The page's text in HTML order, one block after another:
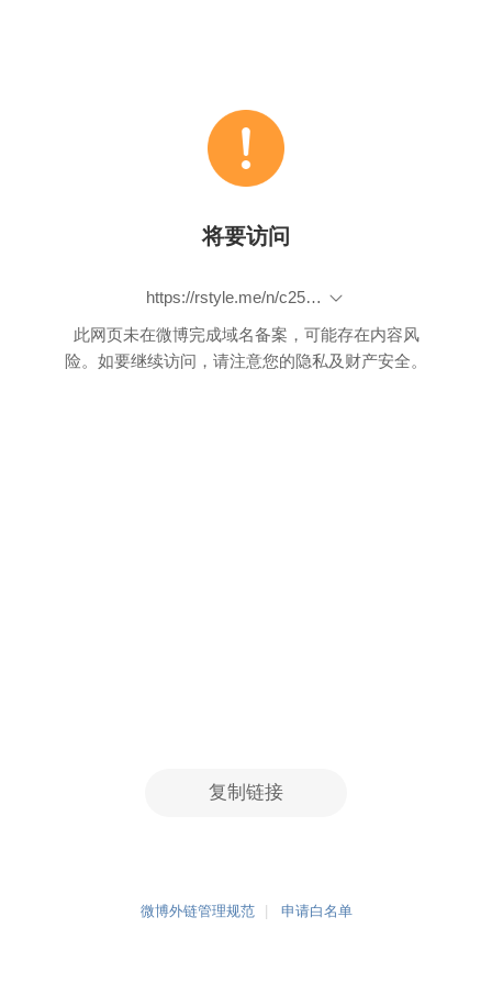
将要访问
https://rstyle.me/n/c25gjdb7sv7
此网页未在微博完成域名备案，可能存在内容风
险。如要继续访问，请注意您的隐私及财产安全。
复制链接
微博外链管理规范 申请白名单